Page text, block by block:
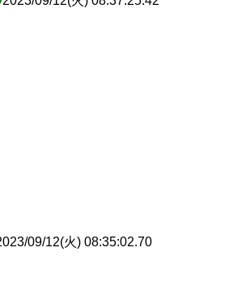
09/12(火) 08:35:02.70